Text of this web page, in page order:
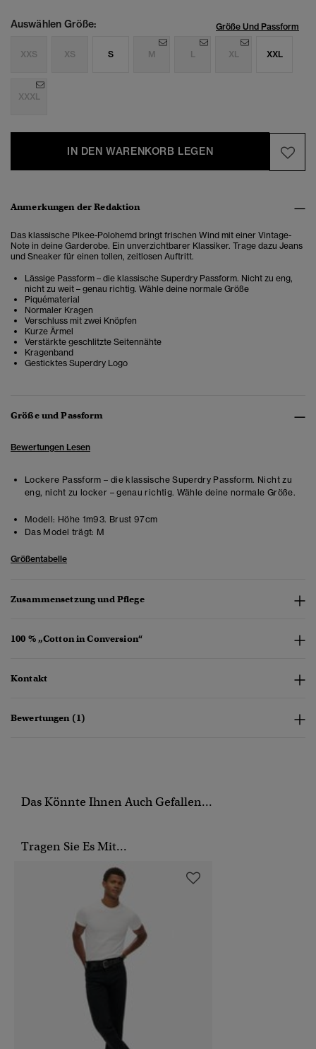
Auswählen Größe: Größe Und Passform
XXS XS S M L XL XXL
XXXL
IN DEN WARENKORB LEGEN
Anmerkungen der Redaktion
Das klassische Pikee-Polohemd bringt frischen Wind mit einer Vintage-
Note in deine Garderobe. Ein unverzichtbarer Klassiker. Trage dazu Jeans
und Sneaker für einen tollen, zeitlosen Auftritt.
Lässige Passform – die klassische Superdry Passform. Nicht zu eng,
nicht zu weit – genau richtig. Wähle deine normale Größe
Piquématerial
Normaler Kragen
Verschluss mit zwei Knöpfen
Kurze Ärmel
Verstärkte geschlitzte Seitennähte
Kragenband
Gesticktes Superdry Logo
Größe und Passform
Bewertungen Lesen
Lockere Passform – die klassische Superdry Passform. Nicht zu
eng, nicht zu locker – genau richtig. Wähle deine normale Größe.
Modell: Höhe 1m93. Brust 97cm
Das Model trägt: M
Größentabelle
Zusammensetzung und Pflege
100 % „Cotton in Conversion“
Kontakt
Bewertungen (1)
Das Könnte Ihnen Auch Gefallen...
Tragen Sie Es Mit...